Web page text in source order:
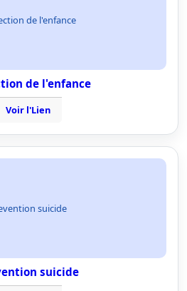
de l'enfance
de l'enfance
Voir l'Lien
suicide
suicide